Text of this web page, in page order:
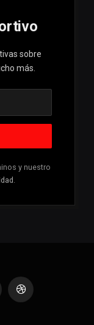
sobre
más.
y nuestro
Dribbble